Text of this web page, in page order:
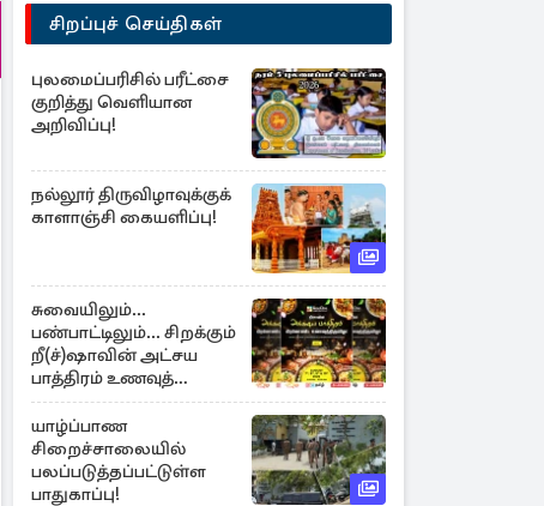
சிறப்புச் செய்திகள்
புலமைப்பரிசில் பரீட்சை
குறித்து வெளியான
அறிவிப்பு!
நல்லூர் திருவிழாவுக்குக்
காளாஞ்சி கையளிப்பு!
சுவையிலும்...
பண்பாட்டிலும்... சிறக்கும்
றீ(ச்)ஷாவின் அட்சய
பாத்திரம் உணவுத்
திருவிழா ஆரம்பம்
யாழ்ப்பாண
சிறைச்சாலையில்
பலப்படுத்தப்பட்டுள்ள
பாதுகாப்பு!